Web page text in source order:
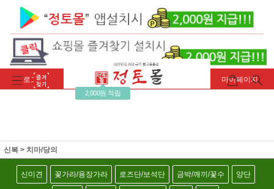
로그인 회원가입
2,000원 적립
주문조회 마이페이지
신복 > 치마/당의
신미견 꽃가라/용장가라 로즈단/보석단 금박/깨끼/꽃수 양단